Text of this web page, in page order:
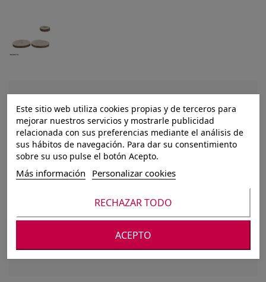
SET 2 PEANA
MADERA IRON
15X15X2CM
Este sitio web utiliza cookies propias y de terceros para
mejorar nuestros servicios y mostrarle publicidad
relacionada con sus preferencias mediante el análisis de
sus hábitos de navegación. Para dar su consentimiento
sobre su uso pulse el botón Acepto.
Más información Personalizar cookies
RECHAZAR TODO
ACEPTO